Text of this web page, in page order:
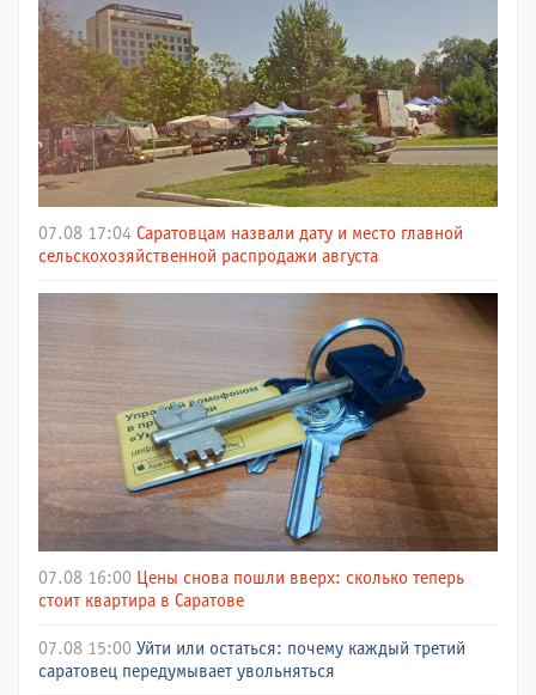
07.08 17:04 Саратовцам назвали дату и место главной
сельскохозяйственной распродажи августа
07.08 16:00 Цены снова пошли вверх: сколько теперь
стоит квартира в Саратове
07.08 15:00 Уйти или остаться: почему каждый третий
саратовец передумывает увольняться